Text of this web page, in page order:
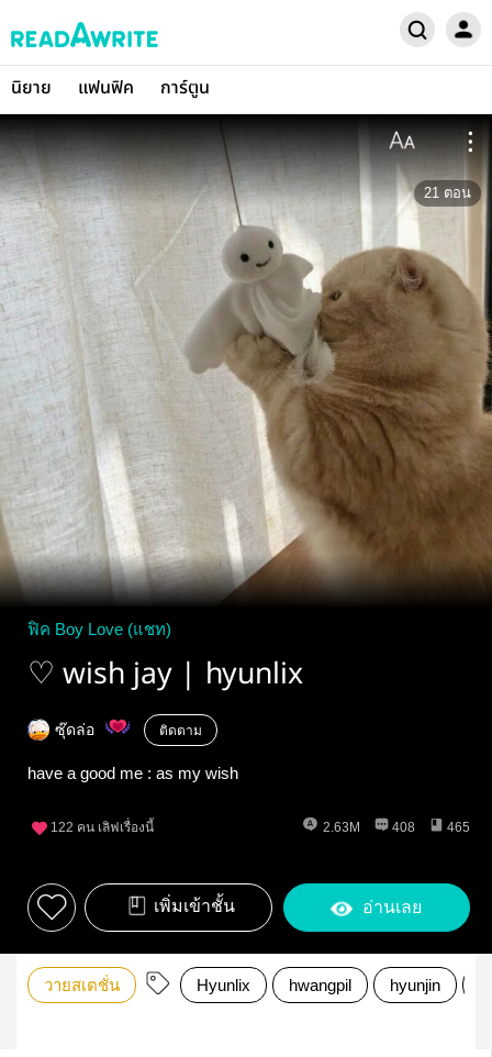
นิยาย แฟนฟิค การ์ตูน
21 ตอน
ฟิค Boy Love (แชท)
♡ wish jay | hyunlix
ซุ๊ดล่อ ติดตาม
have a good me : as my wish
122 คน เลิฟเรื่องนี้ 2.63M 408 465
เพิ่มเข้าชั้น อ่านเลย
วายสเตชั่น Hyunlix hwangpil hyunjin